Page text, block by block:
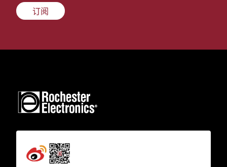
订阅